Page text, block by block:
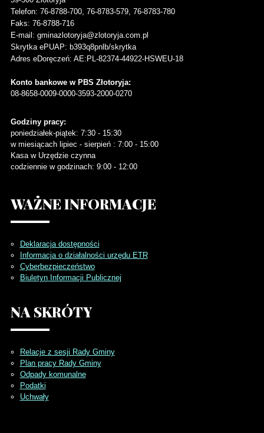
Telefon: 76-8788-700, 76-8783-579, 76-8783-780
Faks: 76-8788-716
E-mail: gminazlotoryja@zlotoryja.com.pl
Skrytka ePUAP: b393q8pnlb/skrytka
Adres eDoręczeń: AE:PL-82374-44922-HSWEU-18
Konto bankowe w PBS Złotoryja:
08-8658-0009-0000-3593-2000-0270
Godziny pracy:
poniedziałek-piątek: 7:30 - 15:30
w miesiącach lipiec - sierpień : 7:00 - 15:00
Kasa w Urzędzie czynna
codziennie w godzinach: 9:00 - 12:00
WAŻNEINFORMACJE
Deklaracja dostępności
Informacja o działalności urzędu ETR
Cyberbezpieczeństwo
Biuletyn Informacji Publicznej
NA SKRÓTY
Relacje z sesji Rady Gminy
Plan pracy Rady Gminy
Odpady komunalne
Podatki
Uchwały